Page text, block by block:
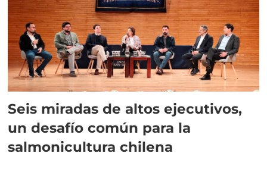
Seis miradas de altos ejecutivos,
un desafío común para la
salmonicultura chilena